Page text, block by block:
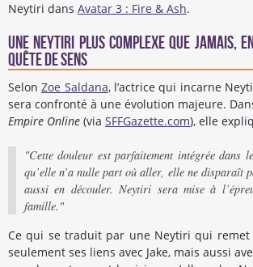
Neytiri dans Avatar 3 : Fire & Ash.
Une Neytiri plus complexe que jamais,
quête de sens
SelonZoe Saldana, l’actrice qui incarne
sera confronté à une évolution majeure.
Empire Online (via SFFGazette.com), elle
"Cette douleur est parfaitement intégrée dans
qu’elle n’a nulle part où aller, elle ne disparaît
aussi en découler. Neytiri sera mise à
famille."
Ce qui se traduit par une Neytiri qui
seulement ses liens avec Jake, mais aussi